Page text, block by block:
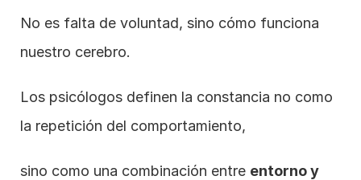
No es falta de voluntad, sino cómo funciona
nuestro cerebro.
Los psicólogos definen la constancia no como
la repetición del comportamiento,
sino como una combinación entre entorno y